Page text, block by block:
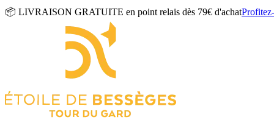
📦 LIVRAISON GRATUITE en point relais dès 79€ d'achat